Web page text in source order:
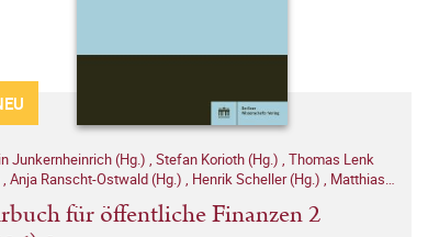
Junkernheinrich (Hg.) , Stefan Korioth (Hg.) , Thomas Lenk
, Anja Ranscht-Ostwald (Hg.) , Henrik Scheller (Hg.) , Matthias
für öffentliche Finanzen 2